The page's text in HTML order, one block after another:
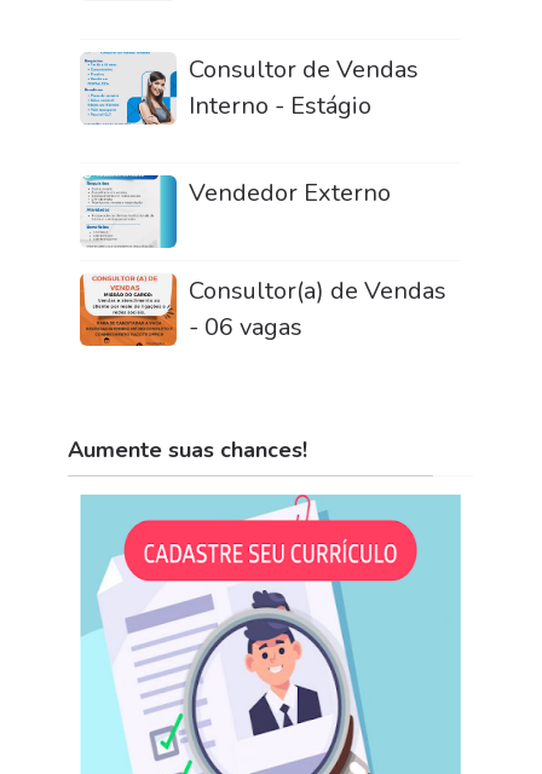
Consultor de Vendas
Interno - Estágio
Vendedor Externo
Consultor(a) de Vendas
- 06 vagas
Aumente suas chances!